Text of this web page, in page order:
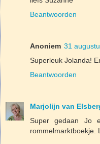
Beantwoorden
Anoniem 31
Superleuk Jolanda!
Beantwoorden
Marjolijn van
Super gedaan Jo
rommelmarktboekje.